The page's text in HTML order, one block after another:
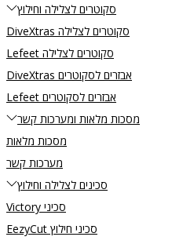
סקוטרים לצלילה וחילוץ
סקוטרים לצלילה DiveXtras
סקוטרים לצלילה Lefeet
אבזרים לסקוטרים DiveXtras
אבזרים לסקוטרים Lefeet
מסכות מלאות ומערכות קשר
מסכות מלאות
מערכות קשר
סכינים לצלילה וחילוץ
סכיני Victory
סכיני חילוץ EezyCut